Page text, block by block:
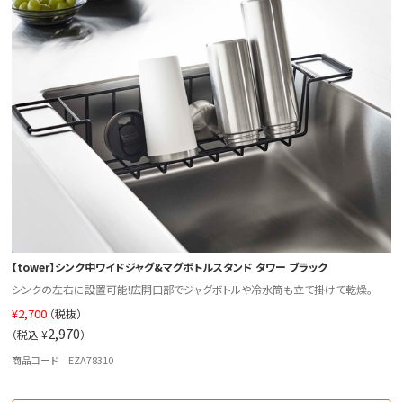
【tower】シンク中ワイドジャグ&マグボトルスタンド タワー ブラック
シンクの左右に設置可能!広開口部でジャグボトルや冷水筒も立て掛けて乾燥。
¥2,700 （税抜）
（税込 ¥2,970）
商品コード EZA78310